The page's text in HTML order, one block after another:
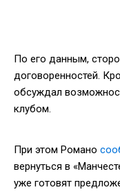
По его данным,
договоренностей.
обсуждал
клубом.
При этом Романо
вернуться в
уже готовят